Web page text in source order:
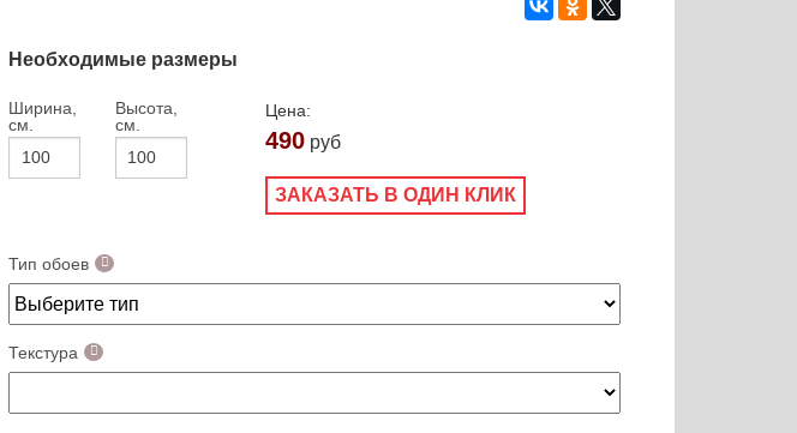
Необходимые размеры
Ширина,
см.
Высота,
см.
Цена:
490 руб
ЗАКАЗАТЬ В ОДИН КЛИК
Тип обоев
Текстура